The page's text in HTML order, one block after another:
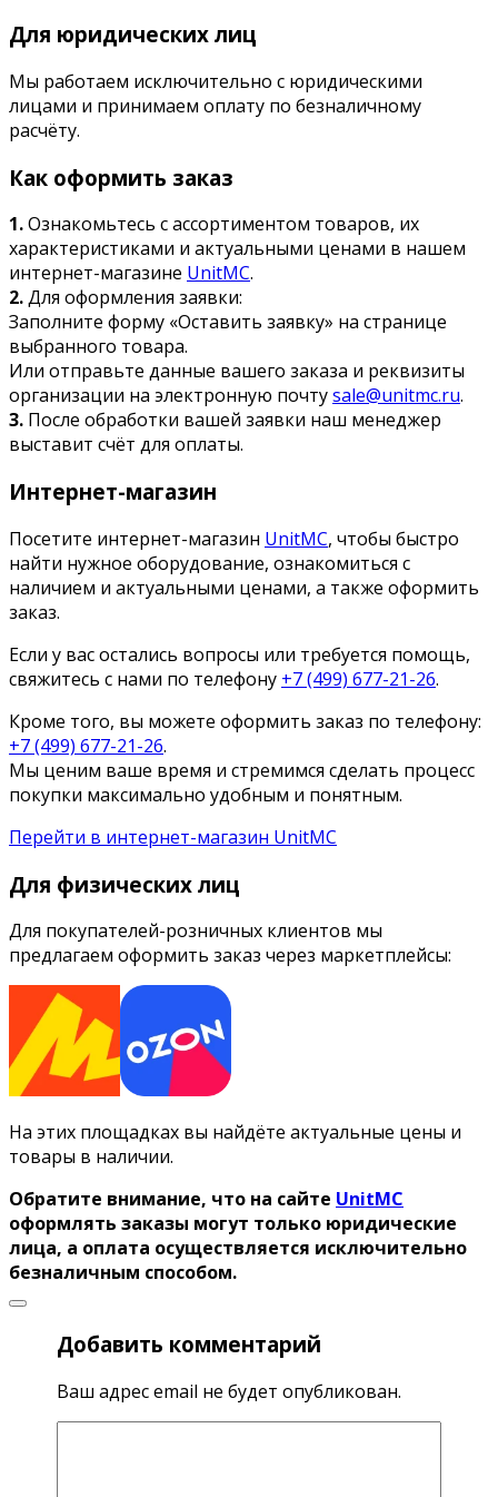
Для юридических лиц
Мы работаем исключительно с юридическими
лицами и принимаем оплату по безналичному
расчёту.
Как оформить заказ
1.Ознакомьтесь с ассортиментом товаров, их
характеристиками и актуальными ценами в нашем
интернет-магазине UnitMC.
2.Для оформления заявки:
Заполните форму «Оставить заявку» на странице
выбранного товара.
Или отправьте данные вашего заказа и реквизиты
организации на электронную почтуsale@unitmc.ru.
3. После обработки вашей заявки наш менеджер
выставит счёт для оплаты.
Интернет-магазин
Посетите интернет-магазин UnitMC, чтобы быстро
найти нужное оборудование, ознакомиться с
наличием и актуальными ценами, а также оформить
заказ.
Если у вас остались вопросы или требуется помощь,
свяжитесь с нами по телефону +7 (499) 677-21-26.
Кроме того, вы можете оформить заказ по телефону:
+7 (499) 677-21-26.
Мы ценим ваше время и стремимся сделать процесс
покупки максимально удобным и понятным.
Перейти в интернет-магазин UnitMC
Для физических лиц
Для покупателей-розничных клиентов мы
предлагаем оформить заказ через маркетплейсы:
На этих площадках вы найдёте актуальные цены и
товары в наличии.
Обратите внимание, что на сайте UnitMC
оформлять заказы могут только юридические
лица, а оплата осуществляется исключительно
безналичным способом.
Добавить комментарий
Ваш адрес email не будет опубликован.